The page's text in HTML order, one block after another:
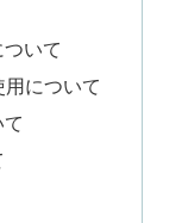
いて
について